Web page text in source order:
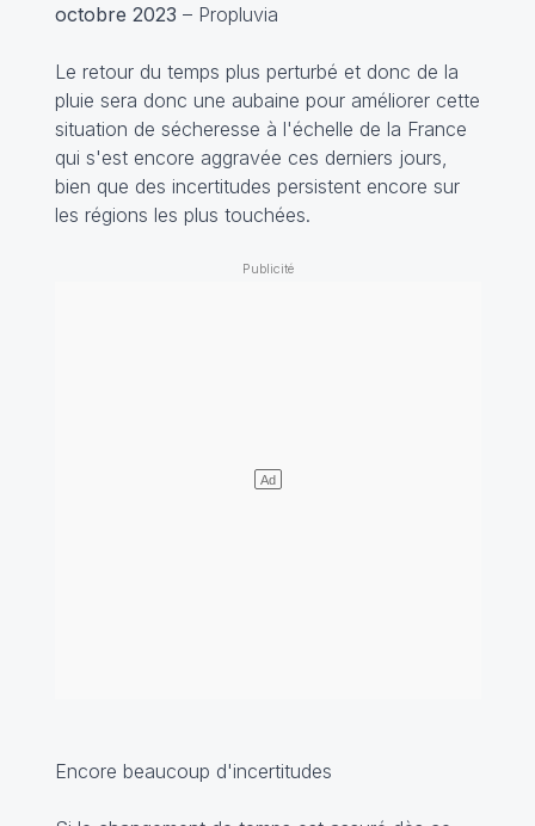
octobre 2023 – Propluvia
Le retour du temps plus perturbé et donc de la
pluie sera donc une aubaine pour améliorer cette
situation de sécheresse à l'échelle de la France
qui s'est encore aggravée ces derniers jours,
bien que des incertitudes persistent encore sur
les régions les plus touchées.
Encore beaucoup d'incertitudes